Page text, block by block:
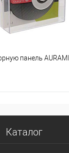
панель
Каталог